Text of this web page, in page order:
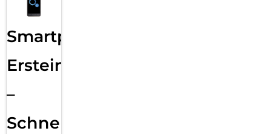
Smartphone
Ersteinrichtung
–
Schnelle